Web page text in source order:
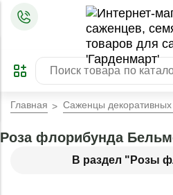
ПРЕДЗАКАЗ
ЗАБРОНИРОВАТЬ
ЛУЧШЕЕ
Главная Саженцы декоративных
В раздел "Розы
Роза флорибунда